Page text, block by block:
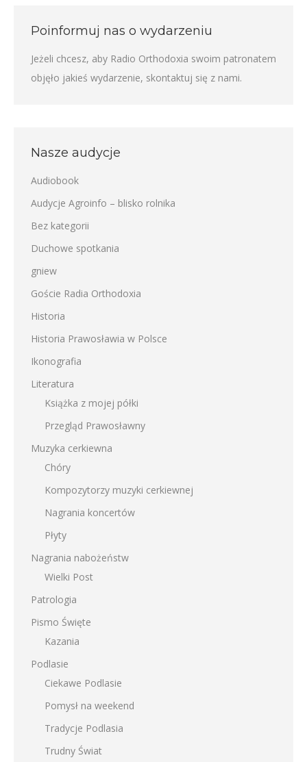
Poinformuj nas o wydarzeniu
Jeżeli chcesz, aby Radio Orthodoxia swoim patronatem
objęło jakieś wydarzenie, skontaktuj się z nami.
Nasze audycje
Audiobook
Audycje Agroinfo – blisko rolnika
Bez kategorii
Duchowe spotkania
gniew
Goście Radia Orthodoxia
Historia
Historia Prawosławia w Polsce
Ikonografia
Literatura
Książka z mojej półki
Przegląd Prawosławny
Muzyka cerkiewna
Chóry
Kompozytorzy muzyki cerkiewnej
Nagrania koncertów
Płyty
Nagrania nabożeństw
Wielki Post
Patrologia
Pismo Święte
Kazania
Podlasie
Ciekawe Podlasie
Pomysł na weekend
Tradycje Podlasia
Trudny Świat